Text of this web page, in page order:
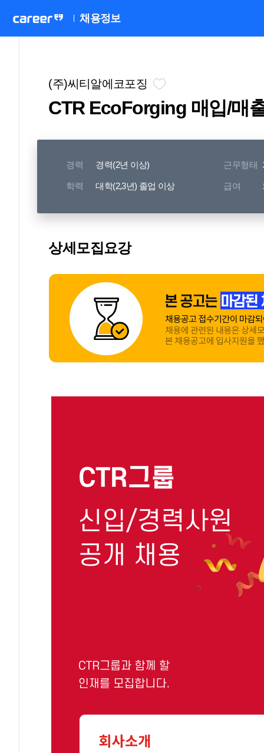
채용정보
(주)씨티알에코포징
CTR EcoForging 매입/매
경력 경력(2년 이상) 근무형태
학력 대학(2,3년) 졸업 이상 급여
상세모집요강